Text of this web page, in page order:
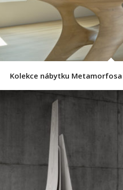
Kolekce nábytku Metamorfosa